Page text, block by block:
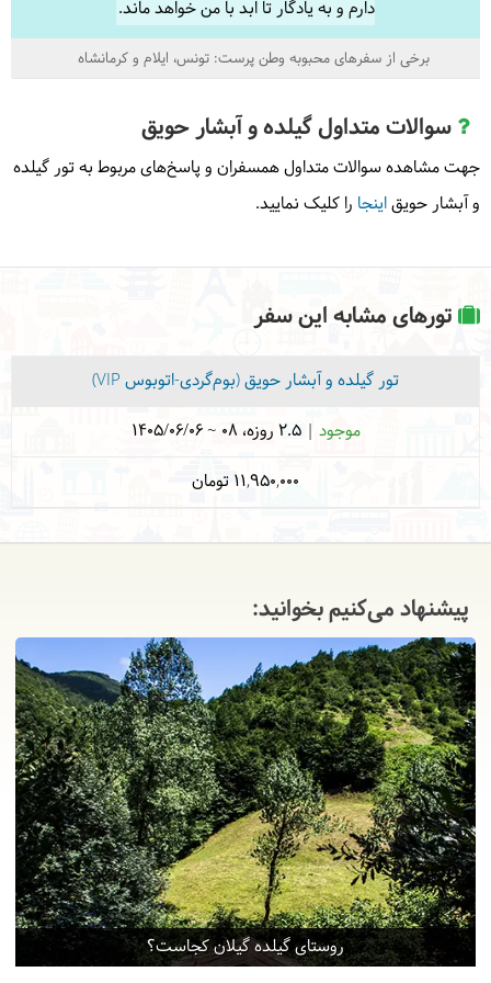
دارم و به یادگار تا ابد با من خواهد ماند.
برخی از سفرهای محبوبه وطن پرست: تونس ایلام و کرمانشاه
سوالات متداول گیلده و آبشار حویق
جهت مشاهده سوالات متداول همسفران و پاسخ‌های مربوط به تور گیلده
و آبشار حویقاینجا را کلیک نمایید.
تورهای مشابه این سفر
تور گیلده و آبشار حویق (بوم‌گردی-اتوبوس VIP)
موجود | 2.5 روزه،
1405/06/06 ~ 08
11,950,000 تومان
پیشنهاد می‌کنیم بخوانید:
روستای گیلده گیلان کجاست؟